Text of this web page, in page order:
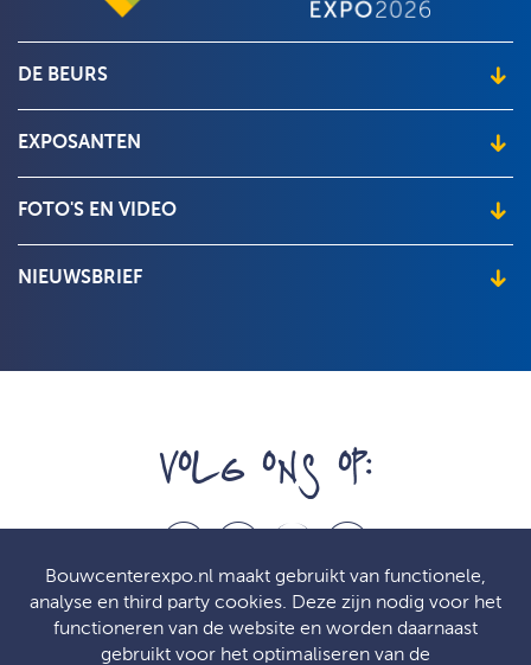
DE BEURS
Beursplattegrond
Over de beurs
EXPOSANTEN
FOTO'S EN VIDEO
NIEUWSBRIEF
VOLG ONS OP:
f t l p
Bouwcenterexpo.nl maakt gebruikt van functionele,
analyse en third party cookies. Deze zijn nodig voor het
functioneren van de website en worden daarnaast
gebruikt voor het optimaliseren van de